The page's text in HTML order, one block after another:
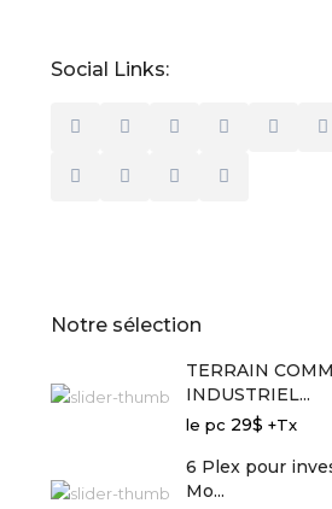
Social Links:
Notre sélection
TERRAIN
INDUSTRIEL...
le pc 29$ +Tx
6 Plex pour
Mo...